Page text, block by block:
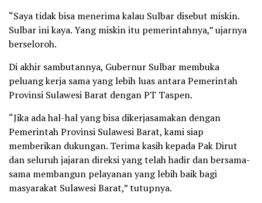
“Saya tidak bisa menerima kalau Sulbar disebut miskin.
Sulbar ini kaya. Yang miskin itu pemerintahnya,” ujarnya
berseloroh.
Di akhir sambutannya, Gubernur Sulbar membuka
peluang kerja sama yang lebih luas antara Pemerintah
Provinsi Sulawesi Barat dengan PT Taspen.
“Jika ada hal-hal yang bisa dikerjasamakan dengan
Pemerintah Provinsi Sulawesi Barat, kami siap
memberikan dukungan. Terima kasih kepada Pak Dirut
dan seluruh jajaran direksi yang telah hadir dan bersama-
sama membangun pelayanan yang lebih baik bagi
masyarakat Sulawesi Barat,” tutupnya.